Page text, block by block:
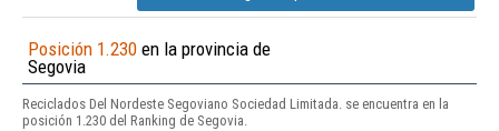
Posición 1.230 en la provincia de
Segovia
Reciclados Del Nordeste Segoviano Sociedad Limitada. se encuentra en la
posición 1.230 del Ranking de Segovia.